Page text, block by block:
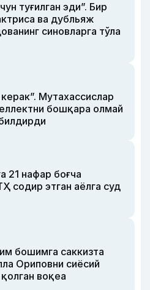
туғилган эди”. Бир
ва дубльяж
синовларга тўла
Мутахассислар
бошқара олмай
21 нафар боғча
содир этган аёлга суд
бошимга саккизта
Ориповни сиёсий
воқеа